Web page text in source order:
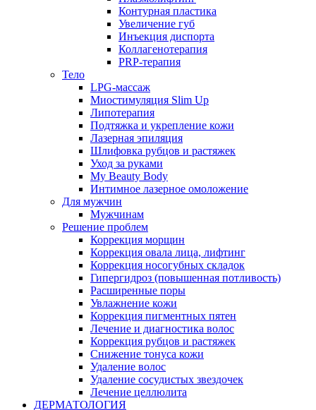
Контурная пластика
Увеличение губ
Инъекция диспорта
Коллагенотерапия
PRP-терапия
Тело
LPG-массаж
Миостимуляция Slim Up
Липотерапия
Подтяжка и укрепление кожи
Лазерная эпиляция
Шлифовка рубцов и растяжек
Уход за руками
My Beauty Body
Интимное лазерное омоложение
Для мужчин
Мужчинам
Решение проблем
Коррекция морщин
Коррекция овала лица, лифтинг
Коррекция носогубных складок
Гипергидроз (повышенная потливость)
Расширенные поры
Увлажнение кожи
Коррекция пигментных пятен
Лечение и диагностика волос
Коррекция рубцов и растяжек
Снижение тонуса кожи
Удаление волос
Удаление сосудистых звездочек
Лечение целлюлита
ДЕРМАТОЛОГИЯ